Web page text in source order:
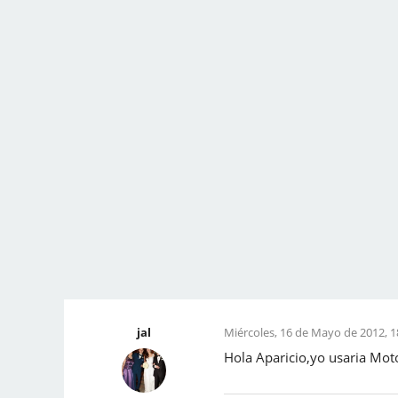
jal Miércoles, 16 de Mayo de 2012,
Hola Aparicio,yo usaria